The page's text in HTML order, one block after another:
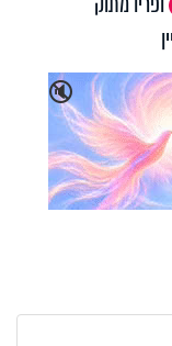
🔇